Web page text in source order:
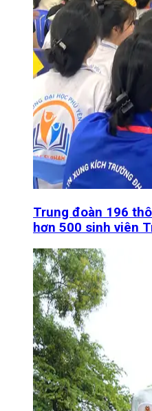
Trung đoàn 196
hơn 500 sinh viên